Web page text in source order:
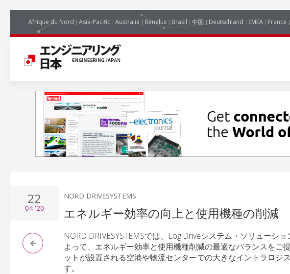
Afrique du Nord Asia-Pacific Australia Benelux Brasil 中国 Deutschland EMEA France
22
04'20
NORD DRIVESYSTEMS
エネルギー効率の向上と使用機種の削減
NORD DRIVESYSTEMSでは、LogiDriveシステム・ソリューシ
よって、エネルギー効率と使用機種削減の最適なバランスをご
ットが設置される空港や物流センターでの大きなイントラロジ
す。